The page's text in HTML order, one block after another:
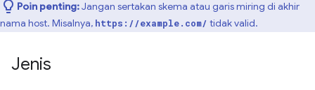
Poin penting:Jangan sertakan skema atau garis miring di akhir
nama host. Misalnya, https://example.com/ tidak valid.
Jenis